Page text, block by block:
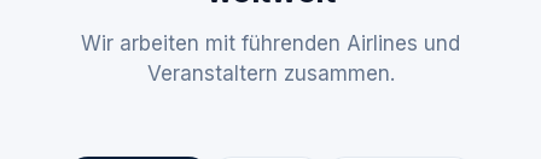
Wir arbeiten mit führenden Airlines und
Veranstaltern zusammen.